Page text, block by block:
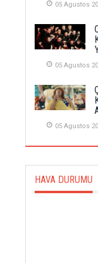
05 Agustos
05 Agustos
05 Agustos
HAVA DURUMU